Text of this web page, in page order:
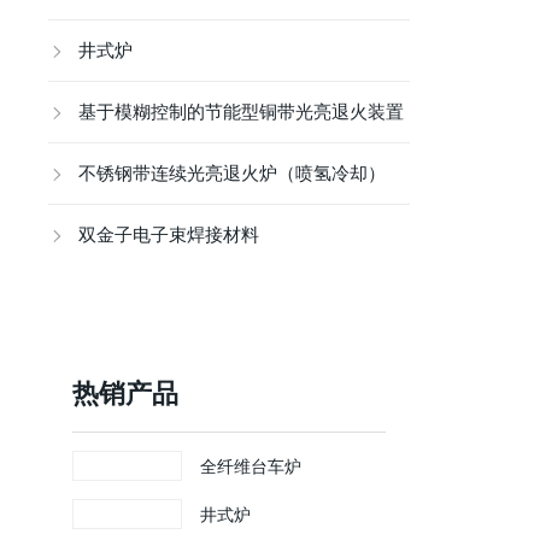
井式炉
基于模糊控制的节能型铜带光亮退火装置
不锈钢带连续光亮退火炉（喷氢冷却）
双金子电子束焊接材料
热销产品
全纤维台车炉
井式炉